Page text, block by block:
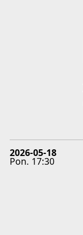
2026-05-18
Pon. 17:30